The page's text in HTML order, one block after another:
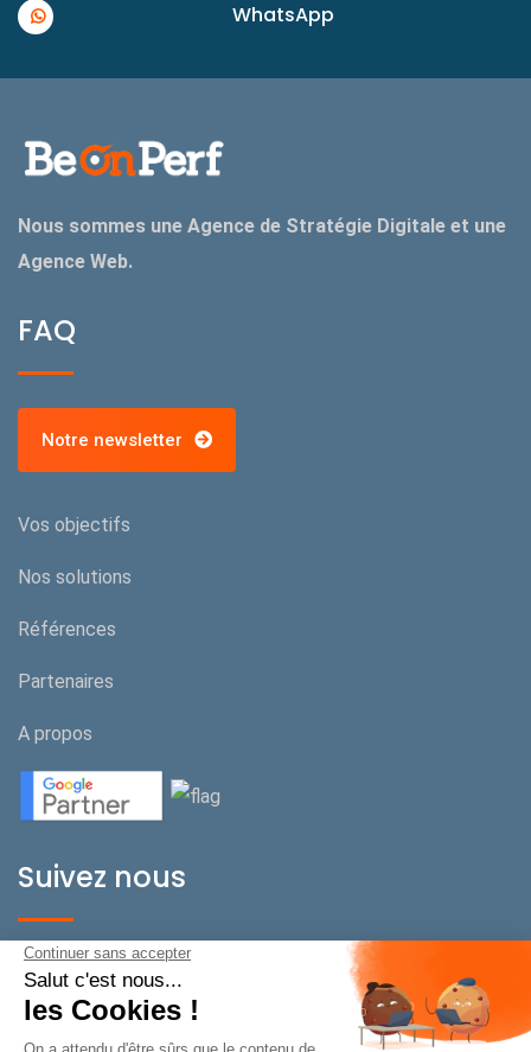
WhatsApp
Nous sommes une Agence de Stratégie Digitale et une
Agence Web.
FAQ
Notre newsletter
Vos objectifs
Nos solutions
Références
Partenaires
A propos
Suivez nous